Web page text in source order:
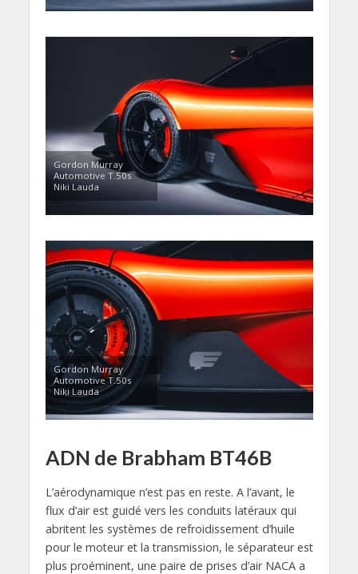
Gordon Murray
Automotive T.50s
Niki Lauda
Gordon Murray
Automotive T.50s
Niki Lauda
ADN de Brabham BT46B
L’aérodynamique n’est pas en reste. A l’avant, le
flux d’air est guidé vers les conduits latéraux qui
abritent les systèmes de refroidissement d’huile
pour le moteur et la transmission, le séparateur est
plus proéminent, une paire de prises d’air NACA a